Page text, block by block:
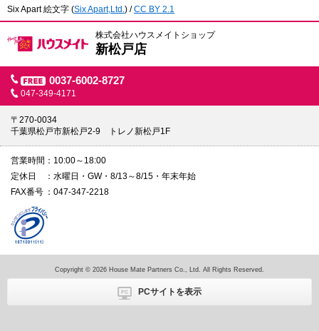
Six Apart 絵文字 (Six Apart,Ltd.) /CC BY 2.1
株式会社ハウスメイトショップ
新松戸店
0037-6002-8727
047-349-4171
〒270-0034
千葉県松戸市新松戸2-9 トレノ新松戸1F
営業時間
10:00～18:00
定休日
水曜日・GW・8/13～8/15・年末年始
FAX番号
047-347-2218
Copyright © 2026 House Mate Partners Co., Ltd. All Rights Reserved.
PCサイトを表示